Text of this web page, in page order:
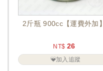
2斤瓶 900cc【運費外加】
NT$ 26
加入追蹤